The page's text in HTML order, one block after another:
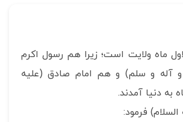
ماه ولایت است؛ زیرا هم رسول اكرم
و آله و سلم) و هم امام صادق (علیه
به دنیا آمدند.
فرمود: